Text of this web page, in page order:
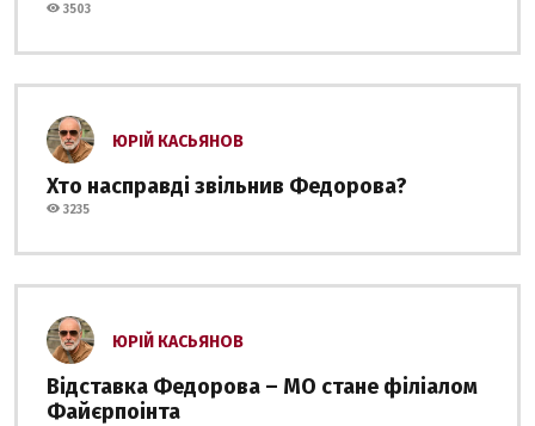
3503
ЮРІЙ КАСЬЯНОВ
Хто насправді звільнив Федорова?
3235
ЮРІЙ КАСЬЯНОВ
Відставка Федорова – МО стане філіалом
Файєрпоінта